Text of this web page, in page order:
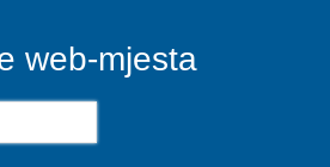
web-mjesta